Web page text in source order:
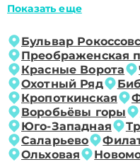
Показать еще
Бульвар
Преображенская
Красные Ворота
Охотный Ряд
Кропоткинская
Воробьёвы горы
Юго-Западная
Саларьево
Ольховая